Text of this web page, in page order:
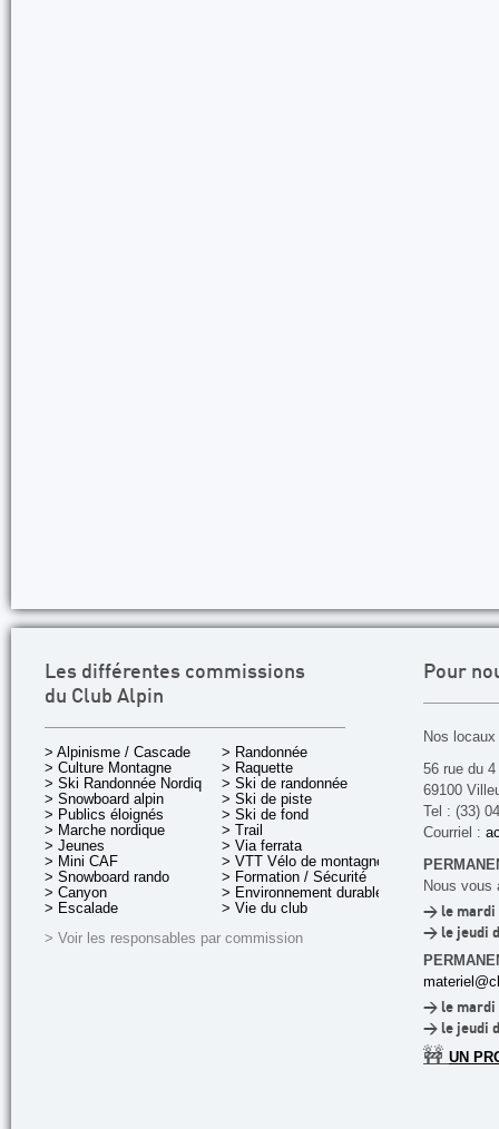
Les différentes commissions
du Club Alpin
> Alpinisme / Cascade
> Culture Montagne
> Ski Randonnée Nordique
> Snowboard alpin
> Publics éloignés
> Marche nordique
> Jeunes
> Mini CAF
> Snowboard rando
> Canyon
> Escalade
> Randonnée
> Raquette
> Ski de randonnée
> Ski de piste
> Ski de fond
> Trail
> Via ferrata
> VTT Vélo de montagne
> Formation / Sécurité
> Environnement durable
> Vie du club
> Voir les responsables par commission
Pour
Nos
56 rue du
69100
Tel : (33)
Courriel :
Nous vous
> le mardi
> le jeudi
> le mardi
> le jeudi
🚧 UN